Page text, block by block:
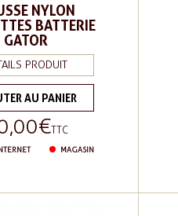
NYLON
BATTERIE
GATOR
PRODUIT
AU PANIER
€TTC
MAGASIN